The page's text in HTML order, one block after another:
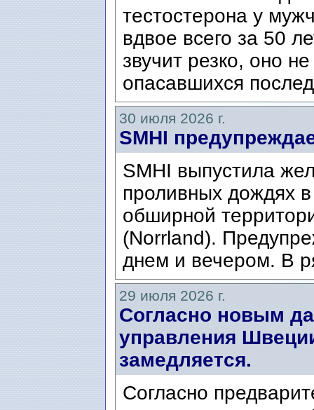
тестостерона у
вдвое всего за 50
звучит резко, оно
опасавшихся
30 июля 2026 г.
SMHI
SMHI выпустила
проливных дождях
обширной
(Norrland).
днем ​​и вечером. В
29 июля 2026 г.
Согласно новым
управления
замедляется.
Согласно